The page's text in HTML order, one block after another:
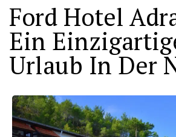
Ford Hotel
Ein
Urlaub In Der